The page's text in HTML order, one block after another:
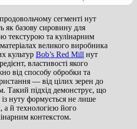
сегменті нут
як базову сировину для
текстурою та кулінарним
великого виробника
культур Bob’s Red Mill нут
властивості якого
від способу обробки та
— від цілих зерен до
Такий підхід демонструє, що
нуту формується не лише
й технологією його
контекстом.